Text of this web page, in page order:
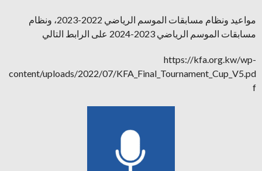
مواعيد ونظام مسابقات الموسم الرياضي 2022-2023، ونظام
مسابقات الموسم الرياضي 2023-2024 على الرابط التالي
https://kfa.org.kw/wp-
content/uploads/2022/07/KFA_Final_Tournament_Cup_V5.pd
f